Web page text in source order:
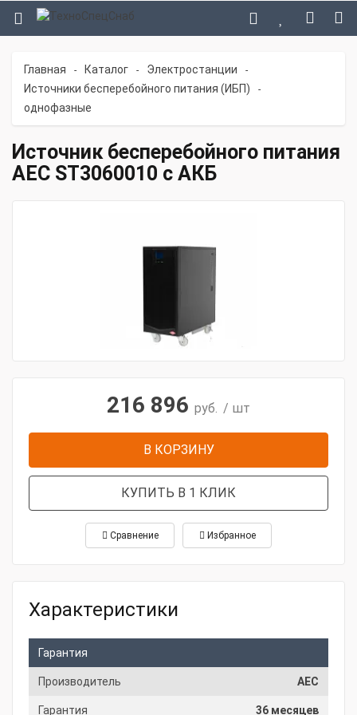
Главная - Каталог - Электростанции -
Источники бесперебойного питания (ИБП) -
однофазные
Источник бесперебойного питания
АЕС ST3060010 с АКБ
216 896 руб. / шт
В КОРЗИНУ
КУПИТЬ В 1 КЛИК
Сравнение Избранное
Характеристики
Гарантия
Производитель AEC
Гарантия 36 месяцев